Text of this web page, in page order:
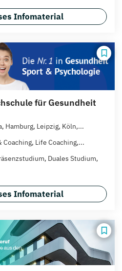
Infomaterial
für Gesundheit
Hamburg, Leipzig, Köln,...
Life Coaching,...
Duales Studium,
Infomaterial